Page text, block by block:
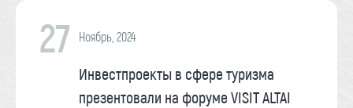
27 Ноябрь, 2024
Инвестпроекты в сфере туризма
презентовали на форуме VISIT ALTAI